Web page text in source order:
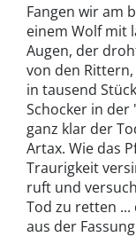
Fangen wir am
einem Wolf mit
Augen, der
von den
in tausend
Schocker in der
ganz klar der
Artax. Wie das
Traurigkeit
ruft und
Tod zu retten
aus der